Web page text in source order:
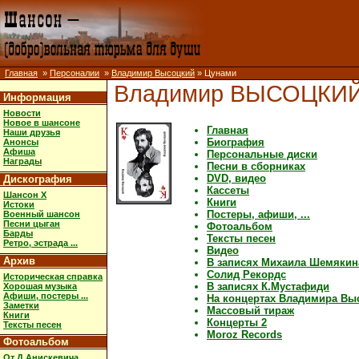
Главная » Персоналии » Владимир Высоцкий » Цунами
Информация
Новости
Новое в шансоне
Наши друзья
Анонсы
Афиша
Награды
Дискография
Шансон X
Истоки
Военный шансон
Песни цыган
Барды
Ретро, эстрада ...
Архив
Историческая справка
Хорошая музыка
Афиши, постеры ...
Заметки
Книги
Тексты песен
Фотоальбом
Владимир
Главная
Биография
Персональные диски
Песни в сборниках
DVD, видео
Кассеты
Книги
Постеры, афиши, ...
Фотоальбом
Тексты песен
Видео
В записях Михаила
Солид Рекордс
В записях К.Мустафиди
На концертах Владимира
Массовый тираж
Концерты 2
Moroz Records